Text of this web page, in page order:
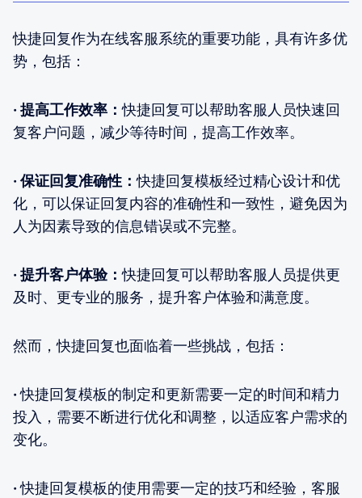
快捷回复作为在线客服系统的重要功能，具有许多优
势，包括：
· 提高工作效率：快捷回复可以帮助客服人员快速回
复客户问题，减少等待时间，提高工作效率。
· 保证回复准确性：快捷回复模板经过精心设计和优
化，可以保证回复内容的准确性和一致性，避免因为
人为因素导致的信息错误或不完整。
· 提升客户体验：快捷回复可以帮助客服人员提供更
及时、更专业的服务，提升客户体验和满意度。
然而，快捷回复也面临着一些挑战，包括：
·快捷回复模板的制定和更新需要一定的时间和精力
投入，需要不断进行优化和调整，以适应客户需求的
变化。
·快捷回复模板的使用需要一定的技巧和经验，客服